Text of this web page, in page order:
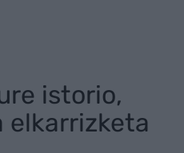
istorio,
elkarrizketa